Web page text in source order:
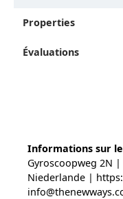
Properties
Évaluations
Informations sur
Gyroscoopweg 2N
Niederlande |